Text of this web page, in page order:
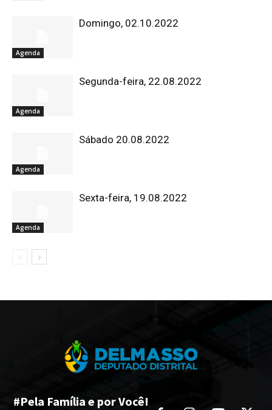
Agenda
Domingo, 02.10.2022
Agenda
Segunda-feira, 22.08.2022
Agenda
Sábado 20.08.2022
Agenda
Sexta-feira, 19.08.2022
#Pela Família e por Você!